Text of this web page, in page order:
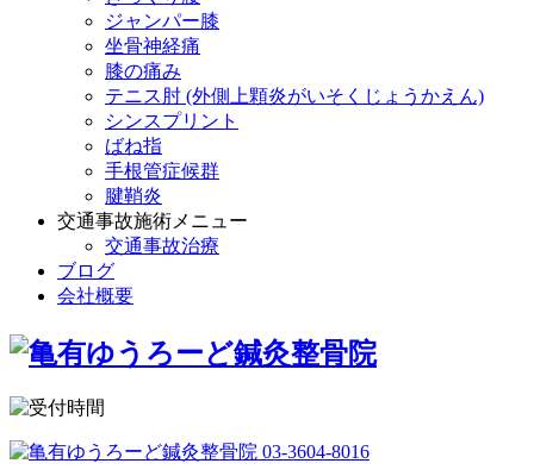
ジャンパー膝
坐骨神経痛
膝の痛み
テニス肘 (外側上顆炎がいそくじょうかえん)
シンスプリント
ばね指
手根管症候群
腱鞘炎
交通事故施術メニュー
交通事故治療
ブログ
会社概要